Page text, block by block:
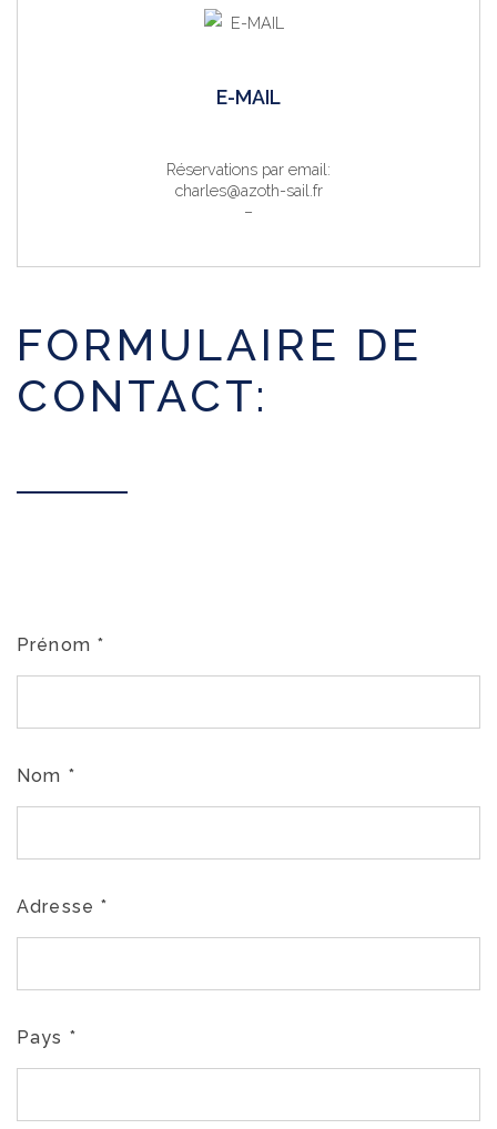
E-MAIL
Réservations par email:
charles@azoth-sail.fr
–
FORMULAIRE DE
CONTACT:
Prénom *
Nom *
Adresse *
Pays *